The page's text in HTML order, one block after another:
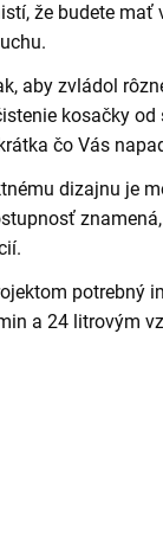
že budete
aby zvládol
kosačky
čo Vás
dizajnu je
potrebný
a 24 litrovým